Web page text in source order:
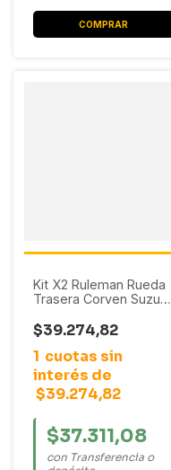
Kit X2 Ruleman Rueda
Trasera Corven Suzuki
$39.274,82
1 cuotas sin
interés de
$39.274,82
$37.311,08
con Transferencia o